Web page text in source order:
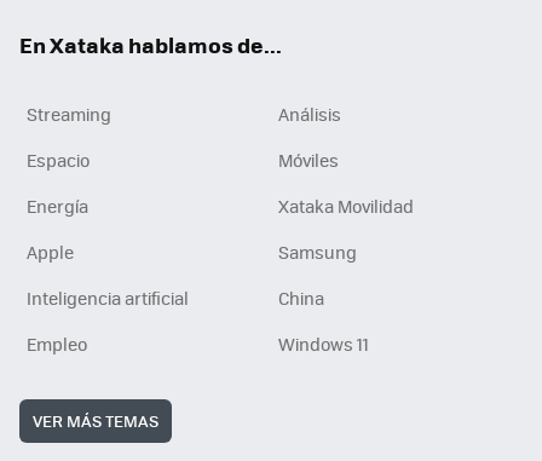
En Xataka hablamos de...
Streaming
Análisis
Espacio
Móviles
Energía
Xataka Movilidad
Apple
Samsung
Inteligencia artificial
China
Empleo
Windows 11
VER MÁS TEMAS